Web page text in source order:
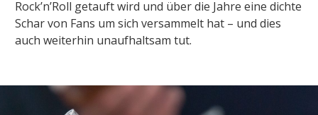
Rock’n’Roll getauft wird und über die Jahre eine dichte
Schar von Fans um sich versammelt hat – und dies
auch weiterhin unaufhaltsam tut.